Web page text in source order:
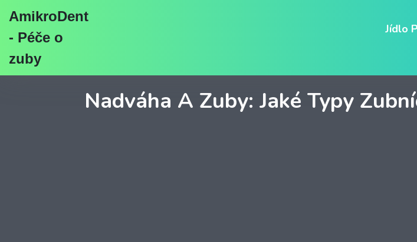
AmikroDent
- Péče o
zuby
Jídlo
Nadváha A Zuby: Jaké Typy